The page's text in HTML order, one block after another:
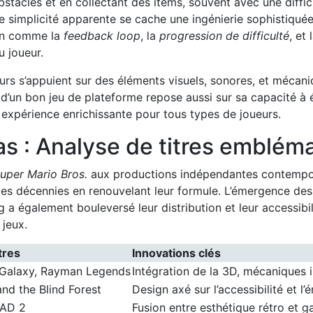
simplicité apparente se cache une ingénierie
comme la feedback loop, la progression de difficulté, et
joueur.
s’appuient sur des éléments visuels, sonores, et
bon jeu de plateforme repose aussi sur sa capacité
enrichissante pour tous types de joueurs.
: Analyse de titres
Mario Bros. aux productions indépendantes
décennies en renouvelant leur formule. L’émergence
a également bouleversé leur distribution et leur
Innovations clés
Rayman LegendsIntégration de la 3D, mécaniques
the Blind Forest
Design axé sur l’accessibilité et
2
Fusion entre esthétique rétro et